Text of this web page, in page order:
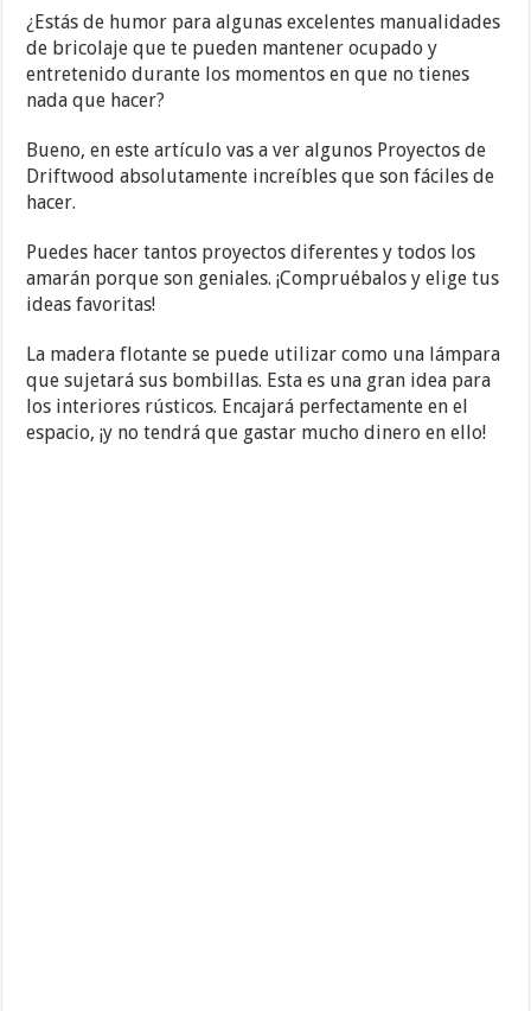
¿Estás de humor para algunas excelentes manualidades
de bricolaje que te pueden mantener ocupado y
entretenido durante los momentos en que no tienes
nada que hacer?
Bueno, en este artículo vas a ver algunos Proyectos de
Driftwood absolutamente increíbles que son fáciles de
hacer.
Puedes hacer tantos proyectos diferentes y todos los
amarán porque son geniales. ¡Compruébalos y elige tus
ideas favoritas!
La madera flotante se puede utilizar como una lámpara
que sujetará sus bombillas. Esta es una gran idea para
los interiores rústicos. Encajará perfectamente en el
espacio, ¡y no tendrá que gastar mucho dinero en ello!